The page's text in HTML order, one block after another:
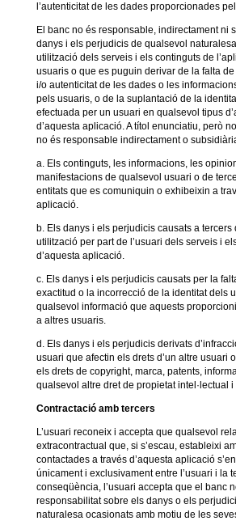
l’autenticitat de les dades proporcionades
El banc no és responsable, indirectament ni
danys i els perjudicis de qualsevol
utilització dels serveis i els continguts de
usuaris o que es puguin derivar de la falta de
i/o autenticitat de les dades o les
pels usuaris, o de la suplantació de la
efectuada per un usuari en qualsevol tipus
d’aquesta aplicació. A títol enunciatiu, però
no és responsable indirectament o
a. Els continguts, les informacions, les
manifestacions de qualsevol usuari o de
entitats que es comuniquin o exhibeixin a
aplicació.
b. Els danys i els perjudicis causats a tercers
utilització per part de l’usuari dels serveis i
d’aquesta aplicació.
c. Els danys i els perjudicis causats per la
exactitud o la incorrecció de la identitat dels
qualsevol informació que aquests
a altres usuaris.
d. Els danys i els perjudicis derivats
usuari que afectin els drets d’un altre usuari
els drets de copyright, marca, patents,
qualsevol altre dret de propietat intel·lectual
Contractació amb tercers
L’usuari reconeix i accepta que qualsevol
extracontractual que, si s’escau, estableixi
contactades a través d’aquesta aplicació
únicament i exclusivament entre l’usuari i la
conseqüència, l’usuari accepta que el banc
responsabilitat sobre els danys o els
naturalesa ocasionats amb motiu de les